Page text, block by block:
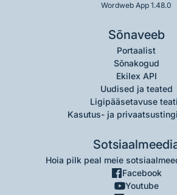
Wordweb App 1.48.0
Sõnaveeb
Portaalist
Sõnakogud
Ekilex API
Uudised ja teated
Ligipääsetavuse
Kasutus- ja
Hoia pilk peal meie
Facebook
Youtube